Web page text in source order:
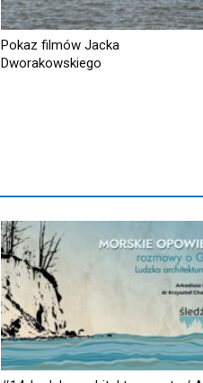
Pokaz filmów Jacka
Dworakowskiego